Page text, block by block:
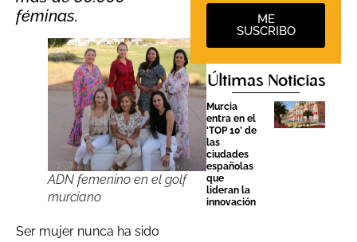
féminas.
ADN femenino en el golf
murciano
Ser mujer nunca ha sido
ME
SUSCRIBO
Últimas Noticias
Murcia
entra en el
‘TOP 10’ de
las
ciudades
españolas
que
lideran la
innovación